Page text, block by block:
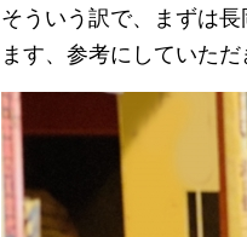
そういう訳で、まずは
ます、参考にしていただ